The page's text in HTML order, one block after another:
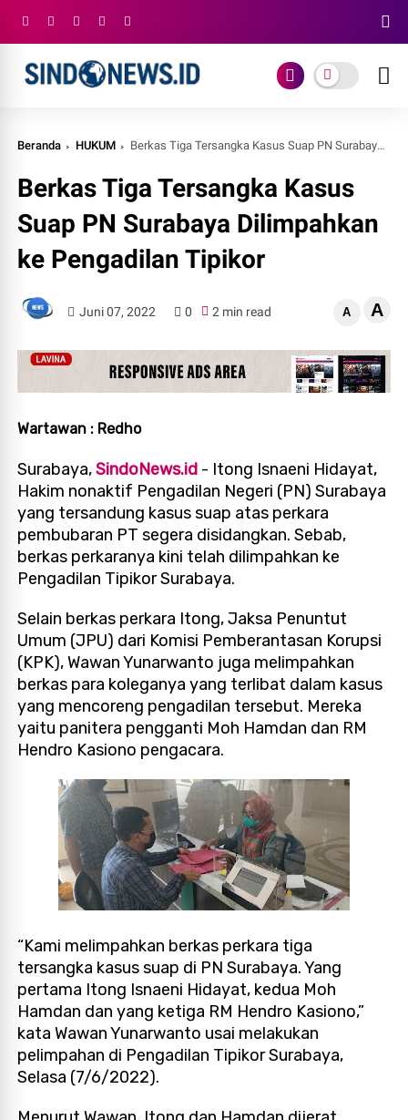
Beranda HUKUM Berkas Tiga Tersangka Kasus Suap PN Surabaya Dilimpahkan ke Pengadilan Tipikor
Berkas Tiga Tersangka Kasus
Suap PN Surabaya Dilimpahkan
ke Pengadilan Tipikor
Juni 07, 2022 0 2 min read A A
Wartawan : Redho
Surabaya,SindoNews.id - Itong Isnaeni Hidayat,
Hakim nonaktif Pengadilan Negeri (PN) Surabaya
yang tersandung kasus suap atas perkara
pembubaran PT segera disidangkan. Sebab,
berkas perkaranya kini telah dilimpahkan ke
Pengadilan Tipikor Surabaya.
Selain berkas perkara Itong, Jaksa Penuntut
Umum (JPU) dari Komisi Pemberantasan Korupsi
(KPK), Wawan Yunarwanto juga melimpahkan
berkas para koleganya yang terlibat dalam kasus
yang mencoreng pengadilan tersebut. Mereka
yaitu panitera pengganti Moh Hamdan dan RM
Hendro Kasiono pengacara.
“Kami melimpahkan berkas perkara tiga
tersangka kasus suap di PN Surabaya. Yang
pertama Itong Isnaeni Hidayat, kedua Moh
Hamdan dan yang ketiga RM Hendro Kasiono,”
kata Wawan Yunarwanto usai melakukan
pelimpahan di Pengadilan Tipikor Surabaya,
Selasa (7/6/2022).